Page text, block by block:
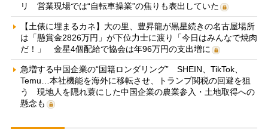
リ 営業現場では“自転車操業”の焦りも表出していた
【土俵に埋まるカネ】大の里、豊昇龍が黒星続きの名古屋場所
は「懸賞金2826万円」が下位力士に渡り「今日はみんなで焼肉
だ！」 金星4個配給で協会は年96万円の支出増に
急増する中国企業の“国籍ロンダリング” SHEIN、TikTok、
Temu…本社機能を海外に移転させ、トランプ関税の回避を狙
う 現地人を隠れ蓑にした中国企業の農業参入・土地取得への
懸念も